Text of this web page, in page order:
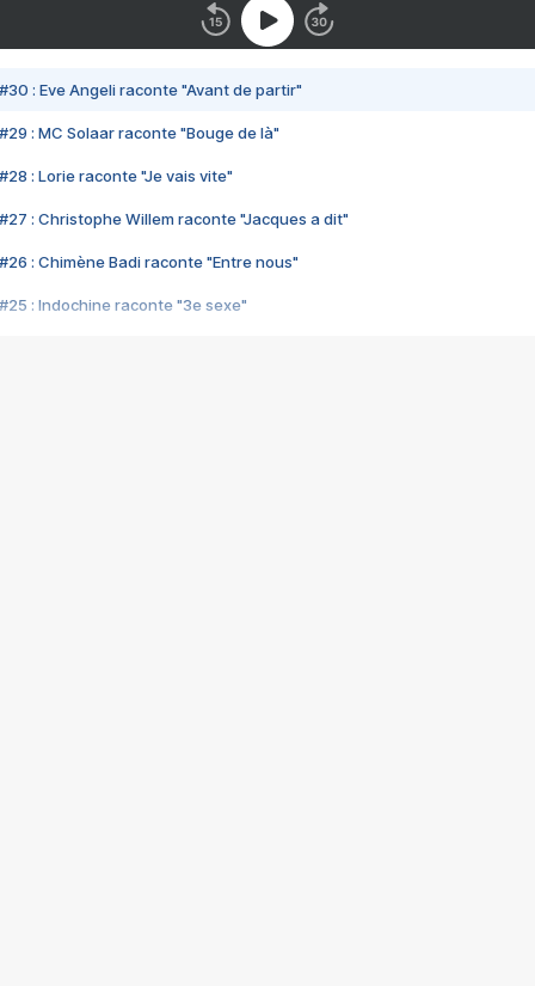
#30 : Eve Angeli raconte "Avant de partir"
#29 : MC Solaar raconte "Bouge de là"
#28 : Lorie raconte "Je vais vite"
#27 : Christophe Willem raconte "Jacques a dit"
#26 : Chimène Badi raconte "Entre nous"
#25 : Indochine raconte "3e sexe"